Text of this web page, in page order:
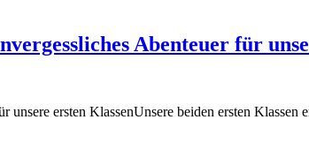
Abenteuer für
ersten KlassenUnsere beiden ersten Klassen